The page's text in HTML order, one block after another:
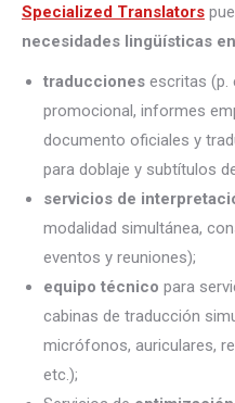
Specialized Translators
necesidades lingüísticas
traducciones escritas (p.
promocional, informes
documento oficiales y
para doblaje y subtítulos
servicios de
modalidad simultánea,
eventos y reuniones);
equipo técnico para
cabinas de traducción
micrófonos, auriculares,
etc.);